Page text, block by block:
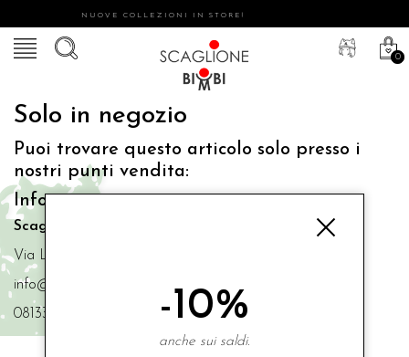
NUOVE COLLEZIONI IN STORE!
0
Solo in negozio
Puoi trovare questo articolo solo presso i
nostri punti vendita:
Info contatti
Scaglione Bimbi di Iacono Maria Angela
Via Luigi Mazzella,73 80077 Ischia
info@scaglionebimbi.com
0813331162
-10%
anche sui saldi.